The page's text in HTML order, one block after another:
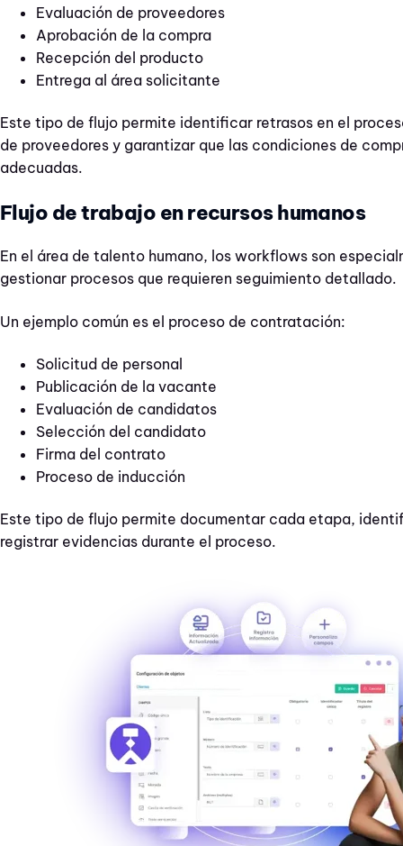
Evaluación de proveedores
Aprobación de la compra
Recepción del producto
Entrega al área solicitante
Este tipo de flujo permite identificar retrasos en el
de proveedores y garantizar que las condiciones de
adecuadas.
Flujo de trabajo en recursos humanos
En el área de talento humano, los workflows son
gestionar procesos que requieren seguimiento detallado.
Un ejemplo común es el proceso de contratación:
Solicitud de personal
Publicación de la vacante
Evaluación de candidatos
Selección del candidato
Firma del contrato
Proceso de inducción
Este tipo de flujo permite documentar cada etapa,
registrar evidencias durante el proceso.